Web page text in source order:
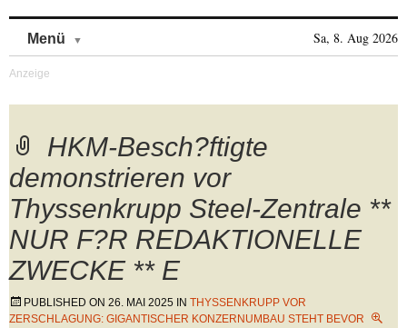
Menü Sa, 8. Aug 2026
HKM-Besch?ftigte
demonstrieren vor
Thyssenkrupp Steel-Zentrale **
NUR F?R REDAKTIONELLE
ZWECKE ** E
PUBLISHED ON 26. MAI 2025 IN THYSSENKRUPP VOR
ZERSCHLAGUNG: GIGANTISCHER KONZERNUMBAU STEHT BEVOR